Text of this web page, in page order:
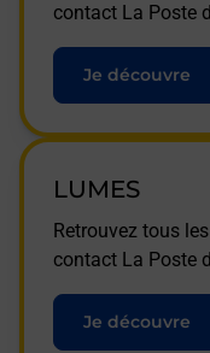
contact La Poste
Je découvre
LUMES
Retrouvez tous
contact La Poste
Je découvre